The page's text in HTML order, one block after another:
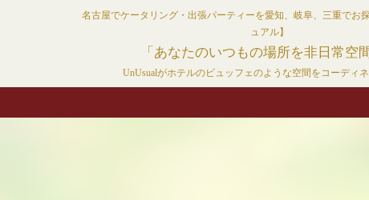
ツ
名古屋でケータリング・出張パーティーを愛知、岐阜、三重でお
ュアル】
「あなたのいつもの場所を非日常空間
UnUsualがホテルのビュッフェのような空間をコーディ